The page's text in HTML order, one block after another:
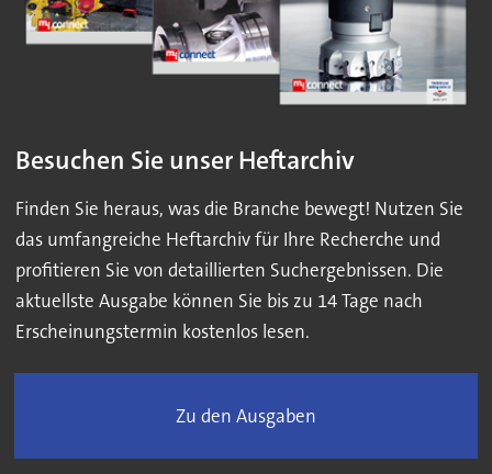
Besuchen Sie unser Heftarchiv
Finden Sie heraus, was die Branche bewegt! Nutzen Sie
das umfangreiche Heftarchiv für Ihre Recherche und
profitieren Sie von detaillierten Suchergebnissen. Die
aktuellste Ausgabe können Sie bis zu 14 Tage nach
Erscheinungstermin kostenlos lesen.
Zu den Ausgaben